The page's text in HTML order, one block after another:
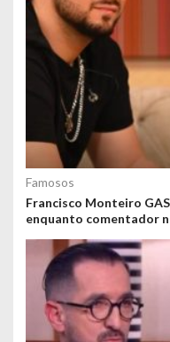
Famosos
Francisco Monteiro
enquanto comentador